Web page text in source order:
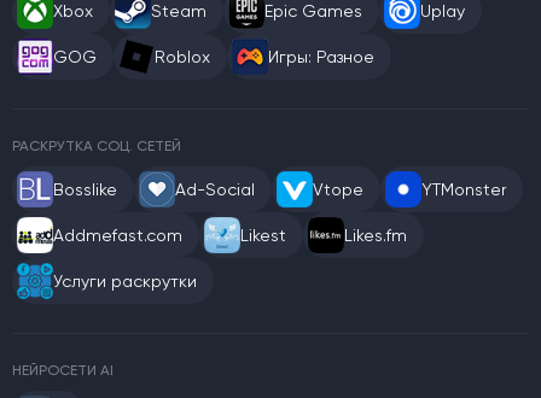
Xbox Steam Epic Games Uplay
GOG Roblox Игры: Разное
РАСКРУТКА СОЦ. СЕТЕЙ
Bosslike Ad-Social Vtope YTMonster
Addmefast.com Likest Likes.fm
Услуги раскрутки
НЕЙРОСЕТИ AI